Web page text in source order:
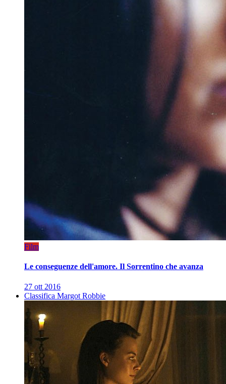
Film
Le conseguenze dell'amore. Il Sorrentino che avanza
27 ott 2016
Classifica Margot Robbie